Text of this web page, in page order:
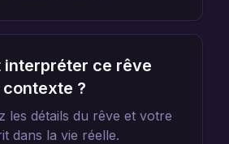
interpréter ce rêve
?
les détails du rêve et votre
dans la vie réelle.